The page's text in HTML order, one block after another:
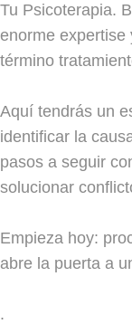
Tu Psicoterapia.
enorme expertise
término
Aquí tendrás un
identificar la
pasos a seguir
solucionar
Empieza hoy:
abre la puerta a
.